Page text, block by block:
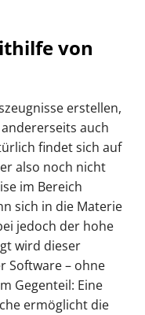
von
erstellen,
auch
findet sich auf
also noch nicht
im Bereich
sich in die Materie
jedoch der hohe
wird dieser
Software – ohne
Gegenteil: Eine
ermöglicht die